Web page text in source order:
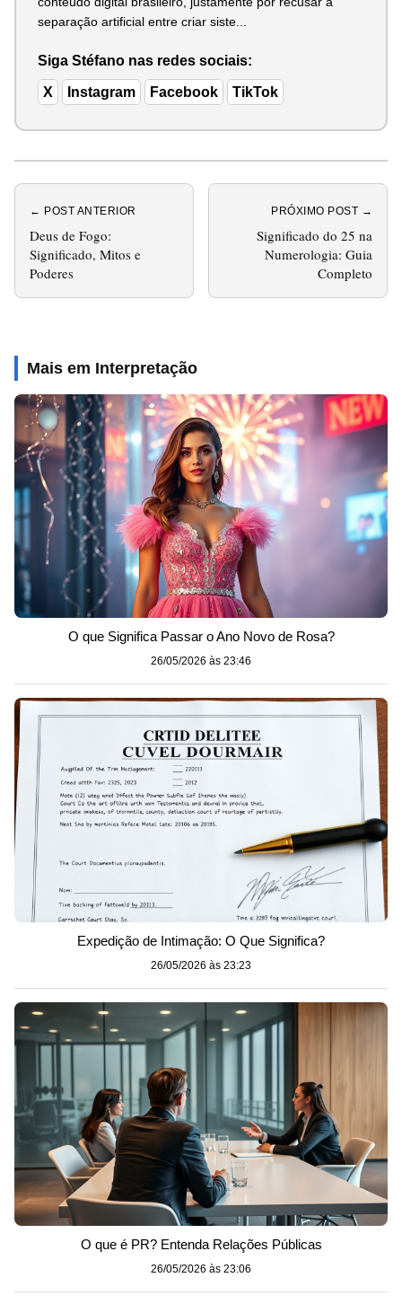
separação artificial entre criar siste...
Siga Stéfano nas redes sociais:
X Instagram Facebook TikTok
← POST ANTERIOR
Deus de Fogo:
Significado, Mitos e
Poderes
PRÓXIMO POST →
Significado do 25 na
Numerologia: Guia
Completo
Mais em Interpretação
O que Significa Passar o Ano Novo de Rosa?
26/05/2026 às 23:46
Expedição de Intimação: O Que Significa?
26/05/2026 às 23:23
O que é PR? Entenda Relações Públicas
26/05/2026 às 23:06